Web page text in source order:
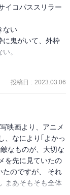
イコパススリラー
ない
に鬼がいて、外枠
。
くてすごい。一巻
か気になる。わた
巻の壁があるから
下のような作品は
投稿日 : 2023.03.06
映画より、アニメ
、なにより｢よかっ
なものが、大切な
を先に見ていたの
たのですが、 それ
まあそもそも全体